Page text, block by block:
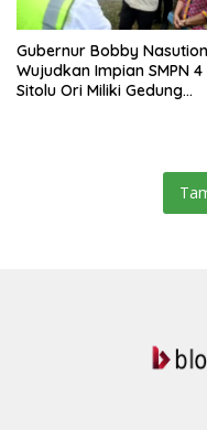
Gubernur Bobby Nasution
Wujudkan Impian SMPN 4
Sitolu Ori Miliki Gedung